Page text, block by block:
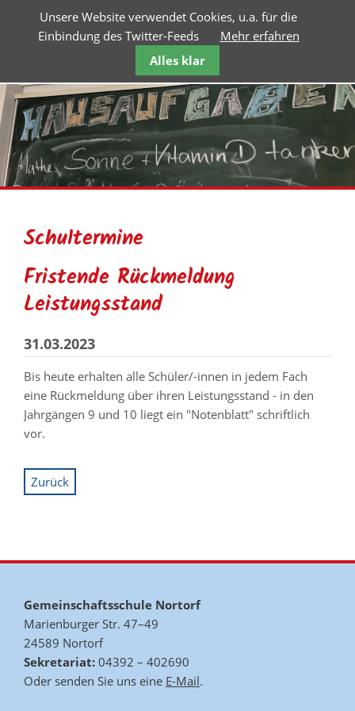
Schultermine
Fristende Rückmeldung
Leistungsstand
31.03.2023
Bis heute erhalten alle Schüler/-innen in jedem Fach
eine Rückmeldung über ihren Leistungsstand - in den
Jahrgängen 9 und 10 liegt ein "Notenblatt" schriftlich
vor.
Zurück
Gemeinschaftsschule Nortorf
Marienburger Str. 47–49
24589 Nortorf
Sekretariat: 04392 – 402690
Oder senden Sie uns eine E-Mail.
Unsere Website verwendet Cookies, u.a. für die
Einbindung des Twitter-Feeds
Mehr erfahren
Alles klar